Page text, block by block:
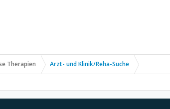
Therapien Arzt- und Klinik/Reha-Suche